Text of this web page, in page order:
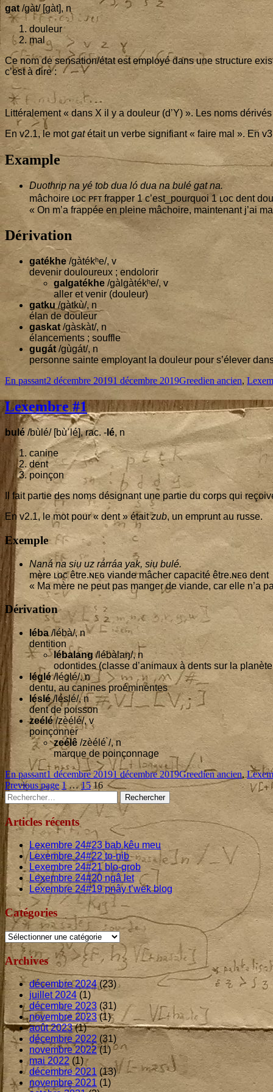
gat /gàt/ [gàt], n
dou­leur
mal
Ce nom de sensation/état est employé dans une struc­ture
c’est à dire :
Lit­té­ra­le­ment « dans X il y a dou­leur (d’Y) ». Les noms
En v2.1, le motgatétait un verbe signi­fiant « faire mal ». En v3
Example
Duo­thrip na yé tob dua ló dua na bulé gat na.
mâchoire ʟᴏᴄ ᴘꜰᴛ frap­per1c’est_pourquoi1ʟᴏᴄ dent
« On m’a frap­pée en pleine mâchoire, main­te­nant j’ai
Dérivation
gaté­khe/gàtékʰe/, v
deve­nir dou­lou­reux ; endolorir
gal­ga­té­khe /gàlgàtékʰe/, v
aller et venir (dou­leur)
gat­ku /gàtkù/, n
élan de douleur
gas­kat /gàskàt/, n
élan­ce­ments ; souffle
gugát /gùgát/, n
per­sonne sainte employant la dou­leur pour s’é­le­ver
Format
En passantPublished
2 décembre 20191 décembre 2019Categories
Greedien ancien,
Lexembre #1
bulé /bùlé/ [bùˈ­lé], rac. - lé, n
canine
dent
poin­çon
Il fait par­tie des noms dési­gnant une par­tie du corps qui
En v2.1, le mot pour « dent » étaitzub, un emprunt au russe.
Exemple
Naná na siụ uz rárráa yak, siụ bulé.
mère ʟᴏᴄ être.ɴᴇɢ viande mâcher capa­ci­té être.ɴᴇɢ dent
« Ma mère ne peut pas man­ger de viande, car elle n’a
Dérivation
léba/lébà/, n
den­ti­tion
léba­lang/lébàlaŋ/, n
odon­tides (classe d’a­ni­maux à dents sur la
léglé/léglé/, n
den­tu, au canines proéminentes
lés­lé/léslé/, n
dent de poisson
zeé­lé/zèélé/, v
poin­çon­ner
zeé­lê /zèélé ̀/, n
marque de poinçonnage
Format
En passantPublished
on
1 décembre 20191 décembre 2019Categories
Greedien ancien,
Pagination
des
publications
Previous page Page
1 …Page
15Page
16
Main
Sidebar
Rechercher :
Articles récents
Lexembre 24#23bab kêu meu
Lexembre24#22 to-nib
Lexembre24#21 blo-grob
Lexembre 24#20ngâ let
Lexembre24#19pnây t’wek blog
Catégories
Catégories
Archives
décembre 2024(23)
juillet 2024 (1)
décembre 2023 (31)
novembre 2023(1)
août 2023(1)
décembre 2022 (31)
novembre 2022(1)
mai 2022 (1)
décembre 2021(13)
novembre 2021 (1)